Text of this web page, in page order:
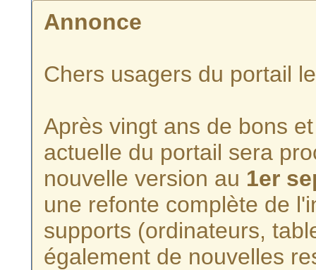
Annonce
Chers usagers du portail
Après vingt ans de bons
actuelle du portail sera
nouvelle version au 1er
une refonte complète de
supports (ordinateurs,
également de nouvelles